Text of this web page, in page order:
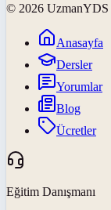
© 2026 UzmanYDS
Anasayfa
Dersler
Yorumlar
Blog
Ücretler
Eğitim Danışmanı